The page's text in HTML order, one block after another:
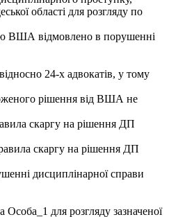
області для розгляду по
ВША відмовлено в порушенні
24-х адвокатів, у тому
рішення від ВША не
скаргу на рішення ДП
скаргу на рішення ДП
дисциплінарної справи
для розгляду зазначеної